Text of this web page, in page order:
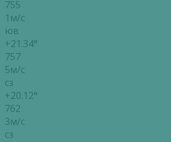
755
1м/с
юв
+21.34°
757
5м/с
сз
+20.12°
762
3м/с
сз